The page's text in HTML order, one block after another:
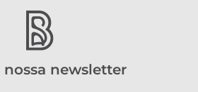
nossa newsletter